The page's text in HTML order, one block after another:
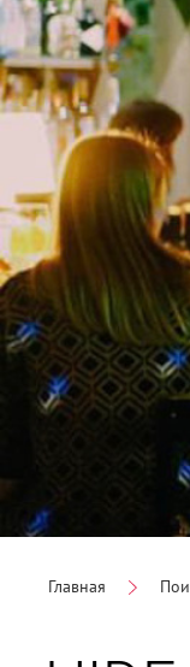
Главная